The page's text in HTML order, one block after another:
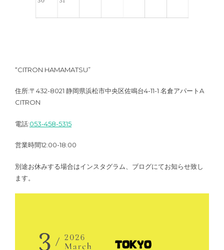
“CITRON HAMAMATSU”
住所:〒432-8021 静岡県浜松市中央区佐鳴台4-11-1 名倉アパートA
CITRON
電話:053-458-5315
営業時間12:00-18:00
別途お休みする場合はインスタグラム、ブログにてお知らせ致し
ます。